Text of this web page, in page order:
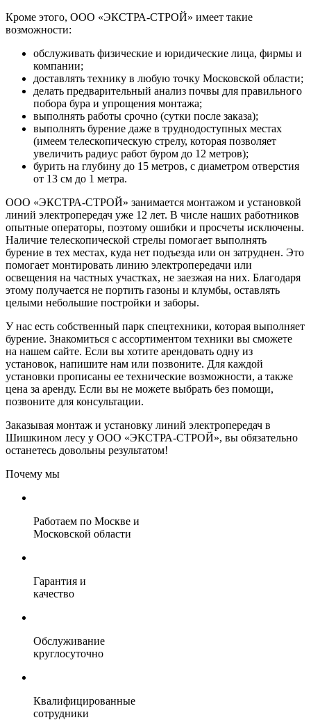
Кроме этого, ООО «ЭКСТРА-СТРОЙ» имеет такие
возможности:
обслуживать физические и юридические лица, фирмы и
компании;
доставлять технику в любую точку Московской области;
делать предварительный анализ почвы для правильного
побора бура и упрощения монтажа;
выполнять работы срочно (сутки после заказа);
выполнять бурение даже в труднодоступных местах
(имеем телескопическую стрелу, которая позволяет
увеличить радиус работ буром до 12 метров);
бурить на глубину до 15 метров, с диаметром отверстия
от 13 см до 1 метра.
ООО «ЭКСТРА-СТРОЙ» занимается монтажом и установкой
линий электропередач уже 12 лет. В числе наших работников
опытные операторы, поэтому ошибки и просчеты исключены.
Наличие телескопической стрелы помогает выполнять
бурение в тех местах, куда нет подъезда или он затруднен. Это
помогает монтировать линию электропередачи или
освещения на частных участках, не заезжая на них. Благодаря
этому получается не портить газоны и клумбы, оставлять
целыми небольшие постройки и заборы.
У нас есть собственный парк спецтехники, которая выполняет
бурение. Знакомиться с ассортиментом техники вы сможете
на нашем сайте. Если вы хотите арендовать одну из
установок, напишите нам или позвоните. Для каждой
установки прописаны ее технические возможности, а также
цена за аренду. Если вы не можете выбрать без помощи,
позвоните для консультации.
Заказывая монтаж и установку линий электропередач в
Шишкином лесу у ООО «ЭКСТРА-СТРОЙ», вы обязательно
останетесь довольны результатом!
Почему мы
Работаем по Москве и
Московской области
Гарантия и
качество
Обслуживание
круглосуточно
Квалифицированные
сотрудники